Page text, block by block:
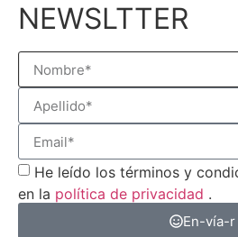
NEWSLTTER
He leído los términos y
en la política de privacidad .
En-vía-r